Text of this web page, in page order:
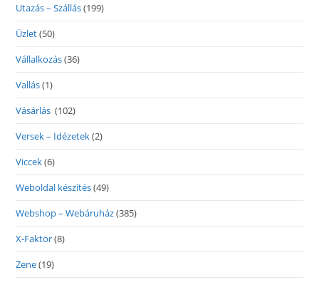
Utazás – Szállás(199)
Üzlet(50)
Vállalkozás(36)
Vallás(1)
Vásárlás (102)
Versek – Idézetek(2)
Viccek(6)
Weboldal készítés(49)
Webshop – Webáruház(385)
X-Faktor(8)
Zene(19)